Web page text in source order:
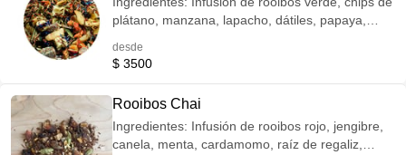
plátano, manzana, lapacho, dátiles, papaya,
vitamínico: Vitamina C, nicotidamina, vitamina E,
Infusión de sabor afrutada, con mayor cantidad
de antioxidantes que el Rooibos tradicional.
Ayuda a reforzar el sistema inmunológico.
desde
$ 3500
Rooibos Chai
Ingredientes: Infusión de rooibos rojo, jengibre,
canela, menta, cardamomo, raíz de regaliz,